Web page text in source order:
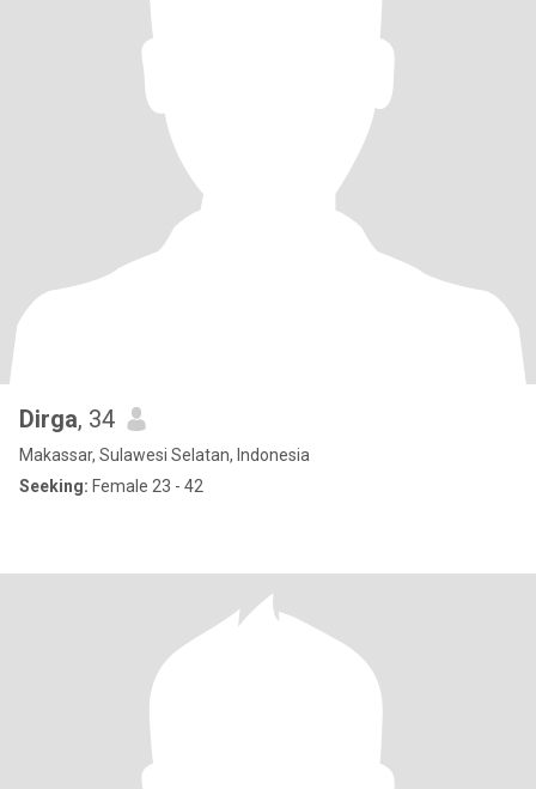
Dirga, 34
Makassar, Sulawesi Selatan, Indonesia
Seeking: Female 23 - 42